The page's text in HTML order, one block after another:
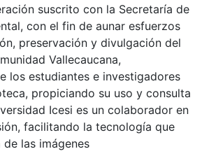
suscrito con la Secretaría de
con el fin de aunar esfuerzos
preservación y divulgación del
Vallecaucana,
los estudiantes e investigadores
propiciando su uso y consulta
Icesi es un colaborador en
facilitando la tecnología que
las imágenes